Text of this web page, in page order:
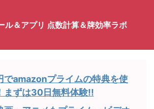
ル＆アプリ 点数計算＆牌効率ラボ
でamazonプライムの特典を使
まずは30日無料体験!!